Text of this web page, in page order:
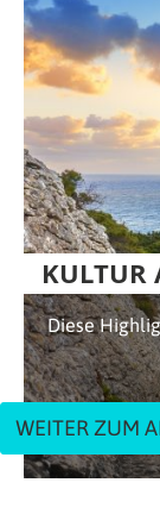
KULTUR
Diese
WEITER ZUM